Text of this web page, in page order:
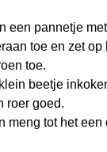
een pannetje
toe en zet op
toe.
beetje
roer goed.
meng tot het een